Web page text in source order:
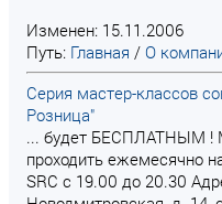
Изменен: 15.11.2006
Путь: Главная / О
Серия мастер-классов
Розница"
... будет БЕСПЛАТНЫМ !
проходить ежемесячно
SRC с 19.00 до 20.30